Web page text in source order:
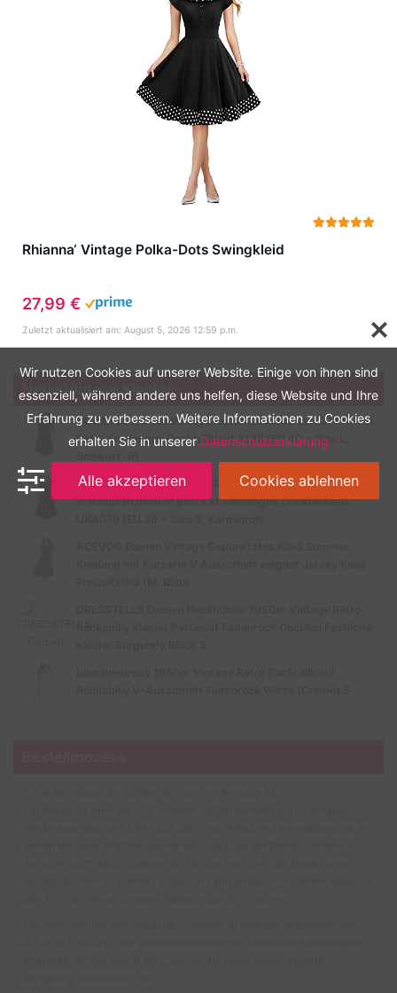
Rhianna‘ Vintage Polka-Dots Swingkleid
27,99 €
Zuletzt aktualisiert am: August 5, 2026 12:59 p.m.
Neue Vintage Kleider
HOMEYEE Damen Vintage Rundhalsausschnitt 3/4 Ärmel
Retro Knielanges Cocktailkleid A135 (EU 40 = Size L,
HOMEYEE Damen Vintage Rundhalsausschnitt
ärmellosen Blumen Bestickt knielangen Cocktailkleid
Wir nutzen Cookies auf unserer Website. Einige von ihnen sind
essenziell, während andere uns helfen, diese Website und Ihre
Erfahrung zu verbessern. Weitere Informationen zu Cookies
erhalten Sie in unserer Datenschutzerklärung
Alle akzeptieren Cookies ablehnen